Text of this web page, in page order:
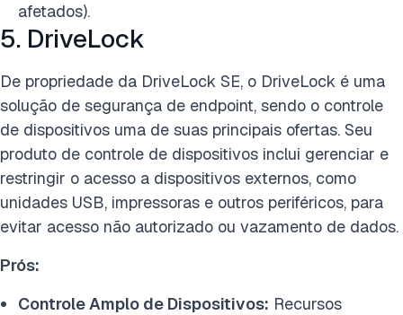
afetados).
5. DriveLock
De propriedade da DriveLock SE, o DriveLock é uma
solução de segurança de endpoint, sendo o controle
de dispositivos uma de suas principais ofertas. Seu
produto de controle de dispositivos inclui gerenciar e
restringir o acesso a dispositivos externos, como
unidades USB, impressoras e outros periféricos, para
evitar acesso não autorizado ou vazamento de dados.
Prós:
Controle Amplo de Dispositivos: Recursos